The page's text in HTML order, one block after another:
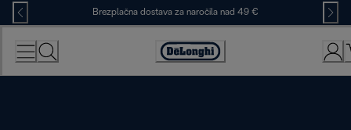
Skip
to
Content
Brezplačna dostava za naročila nad 49 €
Accessibility
Statement